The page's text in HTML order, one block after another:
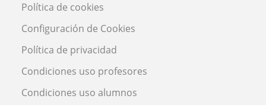
Política de cookies
Configuración de Cookies
Política de privacidad
Condiciones uso profesores
Condiciones uso alumnos